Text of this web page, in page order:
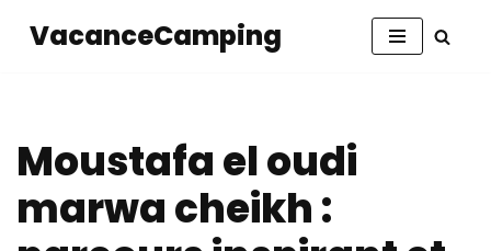
VacanceCamping
Moustafa el oudi
marwa cheikh :